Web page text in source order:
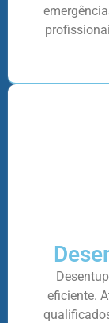
eficiente.